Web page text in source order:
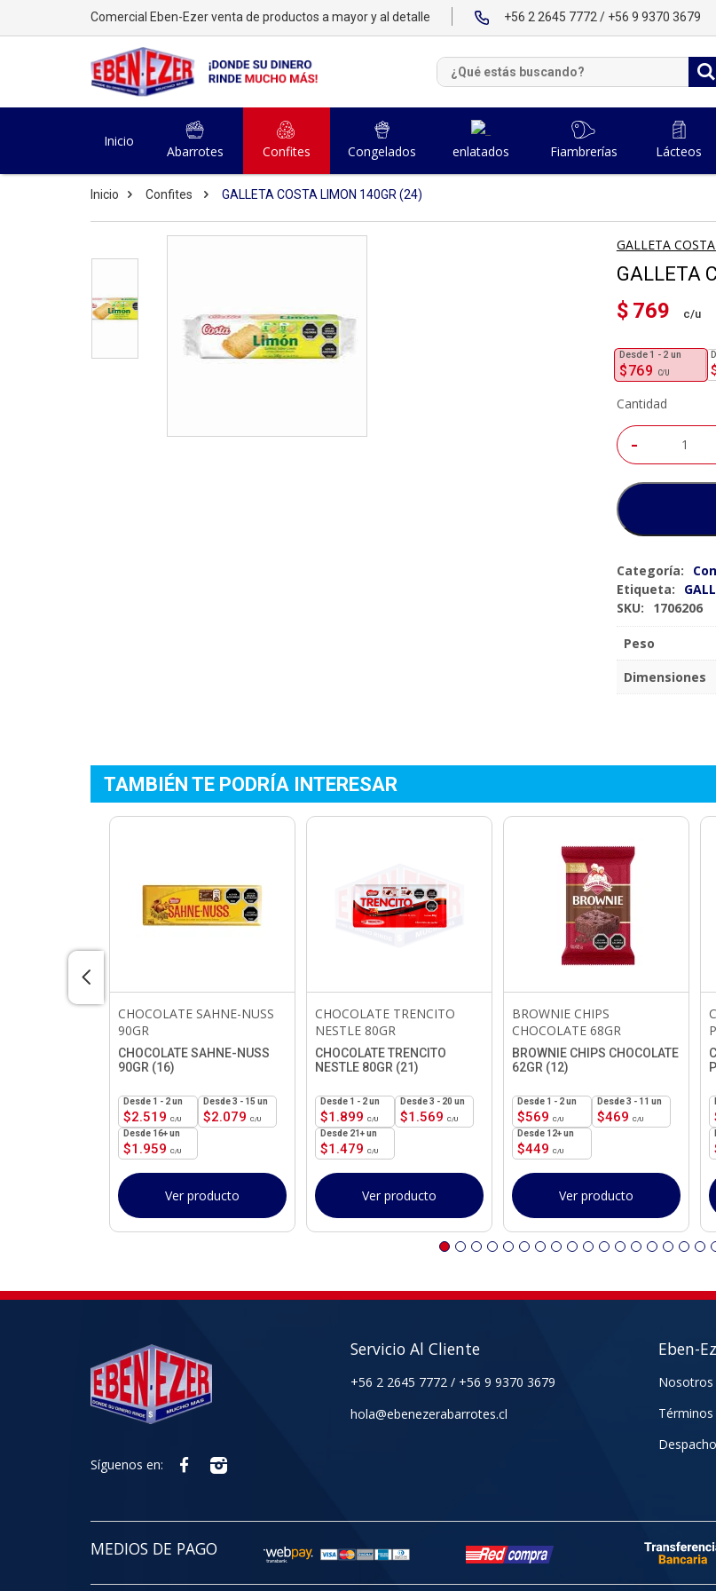
Comercial Eben-Ezer venta de productos a mayor y al detalle +56 2 2645 7772 / +56 9 9370 3679
Inicio
Abarrotes Confites Congelados enlatados Fiambrerías Lácteos
Inicio Confites GALLETA COSTA LIMON 140GR (24)
GALLETA
GALLETA
$ 769
$769
1 - 2 un
Cantidad
-
Categoría:
Etiqueta:
SKU:
1706206
Peso
Dimensiones
TAMBIÉN TE PODRÍA INTERESAR
CHOCOLATE SAHNE-NUSS
90GR
CHOCOLATE SAHNE-NUSS
90GR (16)
$2.519
1 - 2un
$2.079
3 - 15 un
$1.959
16+ un
Ver producto
CHOCOLATE TRENCITO
NESTLE 80GR
CHOCOLATE TRENCITO
NESTLE 80GR (21)
$1.899
1 - 2un
$1.569
3 - 20 un
$1.479
21+ un
Ver producto
BROWNIE CHIPS
CHOCOLATE 68GR
BROWNIE CHIPS CHOCOLATE
62GR (12)
$569
1 - 2un
$469
3 - 11 un
$449
12+ un
Ver producto
Síguenos en:
Servicio Al Cliente
+56 2 2645 7772 / +56 9 9370 3679
hola@ebenezerabarrotes.cl
Eben-
Nosotros
Despacho
MEDIOS DE PAGO